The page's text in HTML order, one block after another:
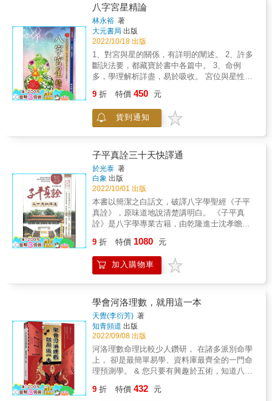
和，此空缺因空氣強烈對流，洩掉牆壁及室內
物品、家具等吸收之人氣、元氣，積久使人元
氣持續耗損，住後半年見欠安、損財、是非，
乃室內等壓及強烈對流，無法使人氣達飽和之
故。【八字洩天機（下）】理論深入探討調
候、六神、變格與正格，實例淺顯說明個性心
術、貴人、財運、名氣、情緣婚期、子息、刑
剋、意外之災……多達數十種論斷獨創心法大
公開。「六神」乃八字論命最重要的部分，或
門者徘徊在神煞之中，《窮通寶鑑》得隨身攜
帶，神煞表不能離身。但若由「五行生剋法」
著手，也就是代入「六神」，則命中率甚高，
再加上流年、流月、流日逼近法及調候論斷，
若能於現實人生百態中活用，則天機在握。
不發乎五行而形成各類派別學術，《易經》則
契道法自然以闡述五行所含括的哲理。近賢尚
秉和先生所著《焦氏易詁》，其詳細比對考證
《易林》與《易經》之別，終於證得《易經》
以象立言之實，可喜二千年暗夜終露曙光！作
者《易經八字》系列論書，不以喜忌調候為
用，皆以象論事。當知人生福禍本相倚，怎可
用格局中的喜忌用神來以偏概全？祈盼歷經歲
月的洗鍊後，得與《易林》有異曲同工之妙。
八字宮星精論
林永裕 著
大元書局 出版
2022/10/18 出版
1、對宮與星的關係，有詳明的闡述。 2、許多
斷訣法要，都藏寶於書中各篇中。 3、命例
多，學理解析詳盡，易於吸收。 宮位與星性：
係者卻極少。作者發揮創意，對「宮星關係」
與人事物象之吉凶影響，論述甚詳，值得命理
同好們探究賞析。 藏寶．尋寶：許多斷訣法
多，解說詳盡：林老師從業暨教學多年，深知
學習八字的瓶頸在哪兒，本書各單元的實例很
多，解說也很詳盡，且不吝公開斷訣法要，為
您點出關鍵，解開竅門。 身歷其境，好像在上
課：林老師解說表達清楚，來龍去脈全盤呈
現，不藏私，也不賣弄，讀本書就好像親自在
悅成堂上課一般，很能充分理解，必定獲益良
多。
9 折 特價 450 元
貨到通知
子平真詮三十天快譯通
於光泰 著
白象 出版
2022/10/01 出版
本書以簡潔之白話文，破譯八字學聖經《子平
真詮》，原味道地說清楚講明白。 《子平真
詮》是八字學專業古籍，由乾隆進士沈孝瞻著
細逐句疏解，克服古文隱晦，彰顯五行精闢，
例例拆解，句句簡潔，為現代八字學者量身打
造，斷不可錯失。
9 折 特價 1080 元
加入購物車
學會河洛理數，就用這一本
天覺(李衍芳) 著
知青頻道 出版
2022/09/08 出版
河洛理數命理比較少人鑽研， 在諸多派別命學
上， 卻是最簡單易學、資料庫最齊全的一門命
理預測學。 & 您只要有興趣於五術，知道八字
& 本書重點： 一、把八字換算成數字。 二、根
9 折 特價 432 元